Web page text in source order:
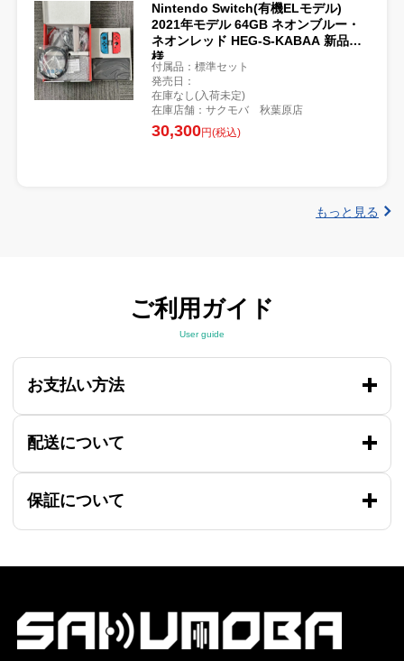
Nintendo Switch(有機ELモデル)
2021年モデル 64GB ネオンブルー・
ネオンレッド HEG-S-KABAA 新品同
様
付属品：標準セット
発売日：
在庫なし(入荷未定)
在庫店舗：サクモバ 秋葉原店
30,300円(税込)
もっと見る
ご利用ガイド
User guide
お支払い方法
配送について
保証について